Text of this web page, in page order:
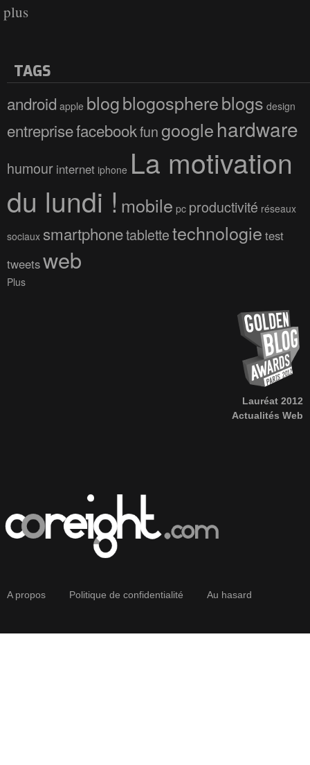
plus
TAGS
android apple blogblogosphereblogs design
entreprisefacebookfungooglehardware
humour internet iphone La motivation
du lundi ! mobile pc productivité réseaux
sociaux smartphonetablettetechnologie test
tweetsweb
Plus
Lauréat 2012
Actualités Web
A propos Politique de confidentialité Au hasard